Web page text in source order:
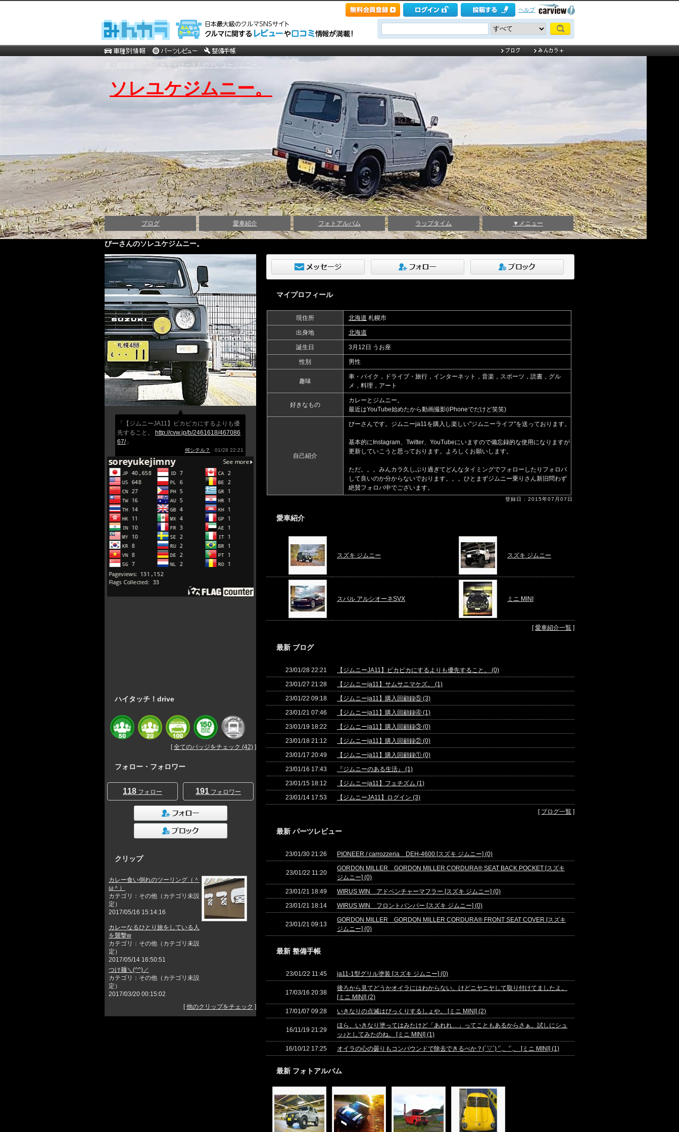
ヘルプ
車・自動車SNSみんカラ > びーさんのソレユケジムニー。
ソレユケジムニー。
ブログ 愛車紹介 フォトアルバム ラップタイム ▼メニュー
びーさんのソレユケジムニー。
「【ジムニーJA11】ピカピカにするよりも優
先すること。
http://cvw.jp/b/2461618/467086
67/」
何シテル？ 01/28 22:21
ハイタッチ！drive
[全てのバッジをチェック (42) ]
フォロー・フォロワー
118 フォロー 191 フォロワー
クリップ
カレー食い倒れのツーリング（＾
ω＾）
カテゴリ：その他（カテゴリ未設
定）
2017/05/16 15:14:16
カレーなるひとり旅をしている人
を襲撃w
カテゴリ：その他（カテゴリ未設
定）
2017/05/14 16:50:51
つけ麺＼(^^)／
カテゴリ：その他（カテゴリ未設
定）
2017/03/20 00:15:02
[他のクリップをチェック ]
マイプロフィール
現住所 北海道 札幌市
出身地 北海道
誕生日 3月12日 うお座
性別 男性
趣味
車・バイク，ドライブ・旅行，インターネット，音楽，スポーツ，読書，グル
メ，料理，アート
好きなもの
カレーとジムニー。
最近はYouTube始めたから動画撮影(iPhoneでだけど笑笑)
自己紹介
びーさんです。ジムニーja11を購入し楽しい"ジムニーライフ"を送っております。
基本的にInstagram、Twitter、YouTubeにいますので備忘録的な使用になりますが
更新していこうと思っております。よろしくお願いします。
ただ。。。みんカラ久しぶり過ぎてどんなタイミングでフォローしたりフォロバ
して良いのか分からないでおります。。。ひとまずジムニー乗りさん新旧問わず
絶賛フォロバ中でございます。
登録日 : 2015年07月07日
愛車紹介
スズキ ジムニー スズキ ジムニー
スバル アルシオーネSVX ミニ MINI
[愛車紹介一覧 ]
最新 ブログ
23/01/28 22:21
【ジムニーJA11】ピカピカにするよりも優先すること。 (0)
23/01/27 21:28
【ジムニーja11】サムサニマケズ。 (1)
23/01/22 09:18
【ジムニーja11】購入回顧録⑤ (3)
23/01/21 07:46
【ジムニーja11】購入回顧録④ (1)
23/01/19 18:22
【ジムニーja11】購入回顧録③ (0)
23/01/18 21:12
【ジムニーja11】購入回顧録② (0)
23/01/17 20:49
【ジムニーja11】購入回顧録① (0)
23/01/16 17:43
『ジムニーのある生活』 (1)
23/01/15 18:12
【ジムニーja11】フェチズム (1)
23/01/14 17:53
【ジムニーJA11】ログイン (3)
[ ブログ一覧 ]
最新 パーツレビュー
23/01/30 21:26 PIONEER / carrozzeria DEH-4600 [スズキ ジムニー] (0)
23/01/22 11:20
GORDON MILLER GORDON MILLER CORDURA® SEAT BACK POCKET [スズキ
ジムニー] (0)
23/01/21 18:49
WIRUS WIN アドベンチャーマフラー [スズキ ジムニー] (0)
23/01/21 18:14
WIRUS WIN フロントバンパー [スズキ ジムニー] (0)
23/01/21 09:13
GORDON MILLER GORDON MILLER CORDURA® FRONT SEAT COVER [スズキ
ジムニー] (0)
最新 整備手帳
23/01/22 11:45 ja11-1型グリル塗装 [スズキ ジムニー] (0)
17/03/16 20:38
後ろから見てどうかオイラにはわからない。けどニヤニヤして取り付けてましたよ。
[ミニ MINI] (2)
17/01/07 09:28
いきなりの点滅はびっくりするしょや。 [ミニ MINI] (2)
16/11/19 21:29
ほら、いきなり塗ってはみたけど「あれれ…」ってこともあるからさぁ。試しにシュ
ッ♪としてみたのね。 [ミニ MINI] (1)
16/10/12 17:25
オイラの心の曇りもコンパウンドで除去できるべか？(´▽`) '`,、'`,、 [ミニ MINI] (1)
最新 フォトアルバム